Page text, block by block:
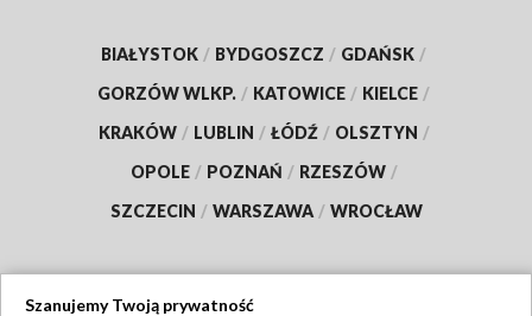
BIAŁYSTOK / BYDGOSZCZ / GDAŃSK /
GORZÓW WLKP. / KATOWICE / KIELCE /
KRAKÓW / LUBLIN / ŁÓDŹ / OLSZTYN /
OPOLE / POZNAŃ / RZESZÓW /
SZCZECIN / WARSZAWA / WROCŁAW
Szanujemy Twoją prywatność